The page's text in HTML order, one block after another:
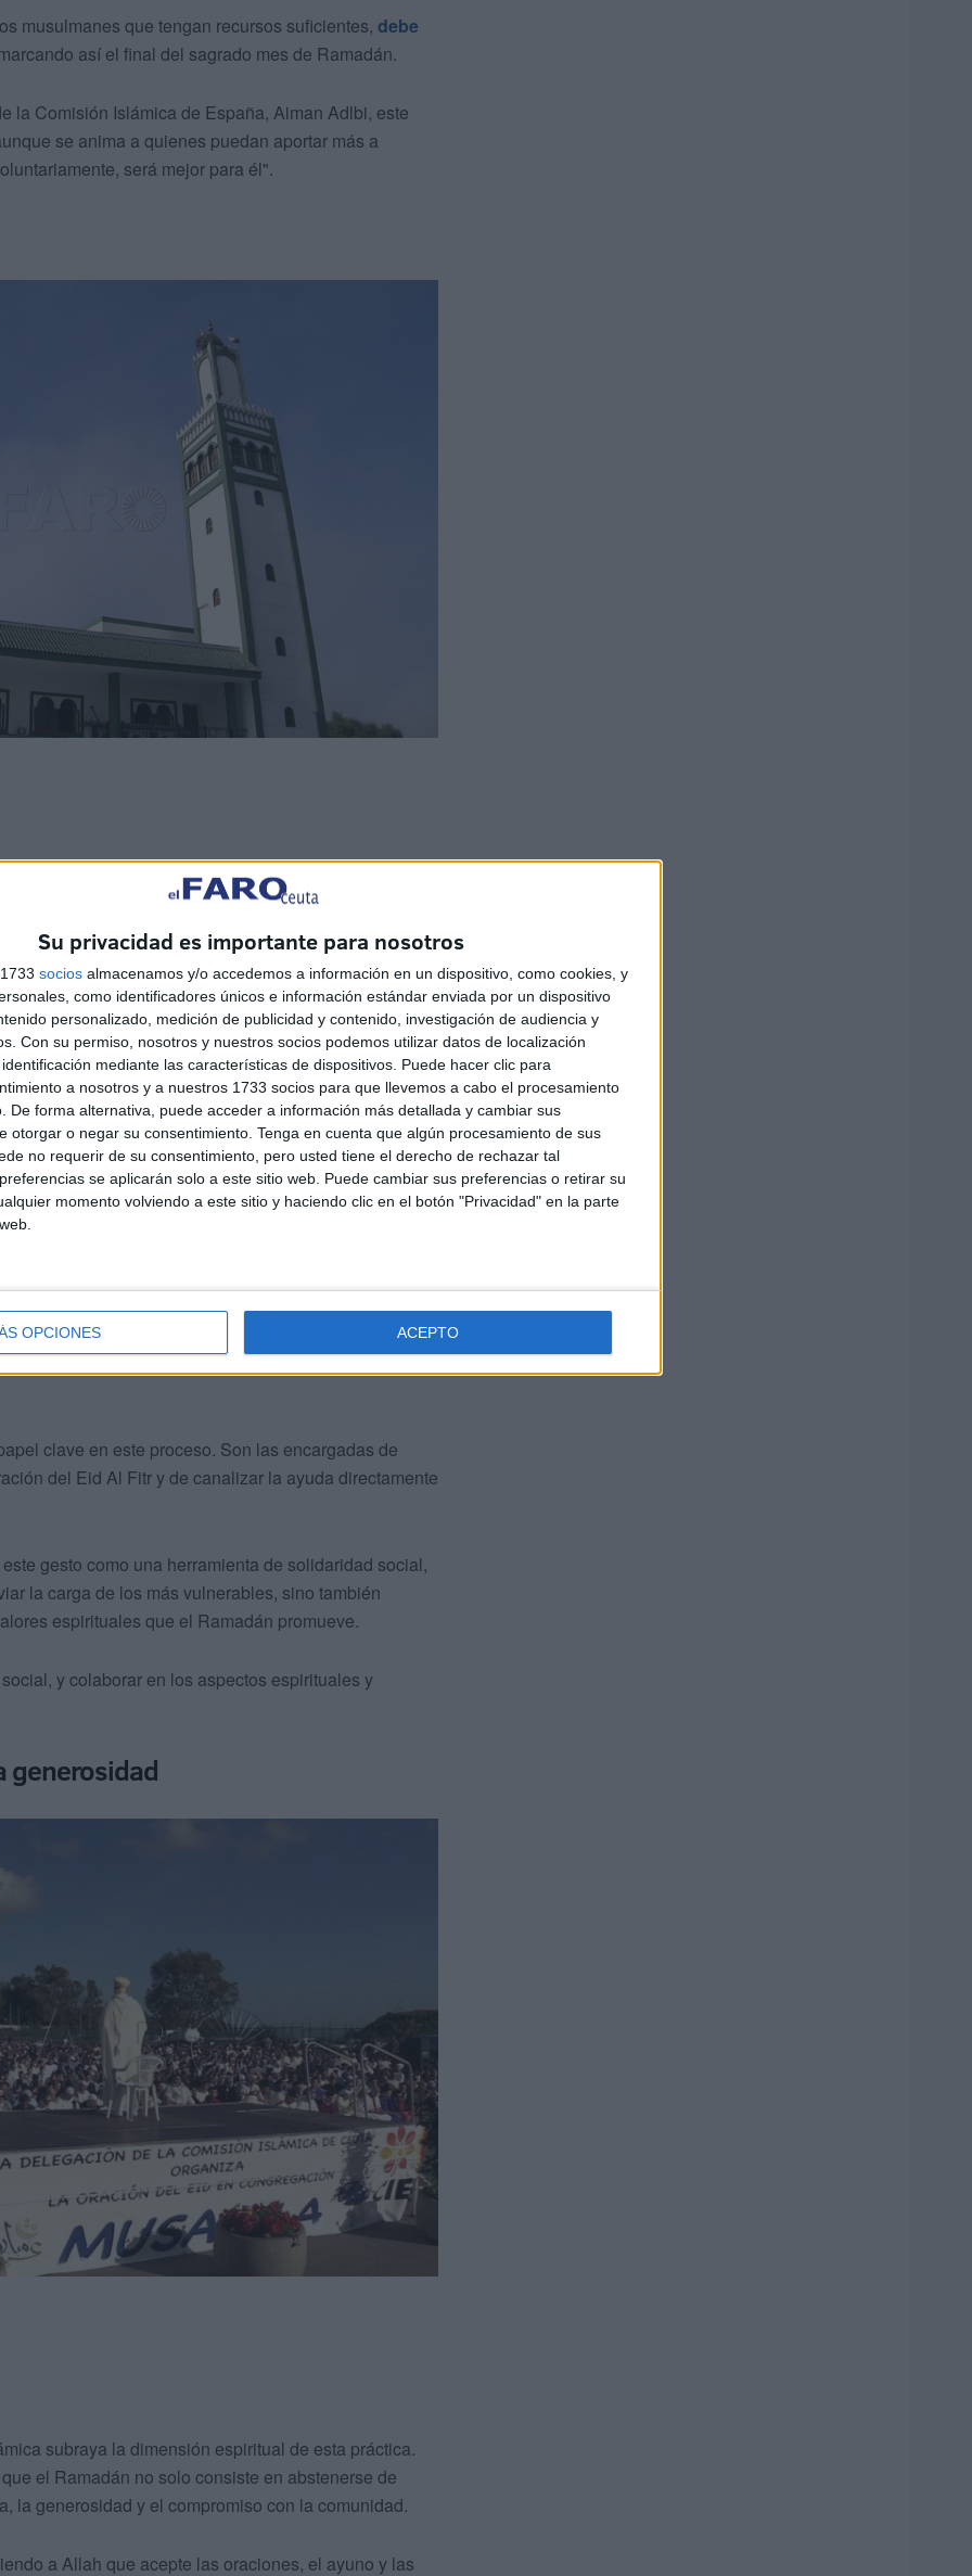
Su privacidad es importante para nosotros
socios almacenamos y/o accedemos a información en un dispositivo, como cookies, y
como identificadores únicos e información estándar enviada por un dispositivo
personalizado, medición de publicidad y contenido, investigación de audiencia y
Con su permiso, nosotros y nuestros socios podemos utilizar datos de localización
mediante las características de dispositivos. Puede hacer clic para
a nosotros y a nuestros 1733 socios para que llevemos a cabo el procesamiento
De forma alternativa, puede acceder a información más detallada y cambiar sus
otorgar o negar su consentimiento. Tenga en cuenta que algún procesamiento de sus
no requerir de su consentimiento, pero usted tiene el derecho de rechazar tal
se aplicarán solo a este sitio web. Puede cambiar sus preferencias o retirar su
momento volviendo a este sitio y haciendo clic en el botón "Privacidad" en la parte
OPCIONES ACEPTO
musulmanes que tengan recursos suficientes, debe
así el final del sagrado mes de Ramadán.
la Comisión Islámica de España, Aiman Adlbi, este
se anima a quienes puedan aportar más a
será mejor para él".
que se entrega al final del Ramadán. Su objetivo es
durante el mes y, al mismo tiempo, permitir
Al Fitr con dignidad.
Muhammad (la paz sea con él), quien estableció que
cebada o trigo.
económica, permitiendo la entrega del equivalente
arroz blanco, cereales y legumbres en los seis
así que el importe refleje el coste de productos
de las mezquitas
clave en este proceso. Son las encargadas de
del Eid Al Fitr y de canalizar la ayuda directamente
gesto como una herramienta de solidaridad social,
la carga de los más vulnerables, sino también
espirituales que el Ramadán promueve.
y colaborar en los aspectos espirituales y
generosidad
subraya la dimensión espiritual de esta práctica.
el Ramadán no solo consiste en abstenerse de
la generosidad y el compromiso con la comunidad.
a Allah que acepte las oraciones, el ayuno y las